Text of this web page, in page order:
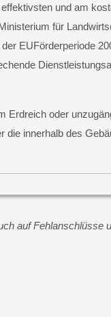
und am
für
EUFörderperiode
Erdreich oder
die innerhalb des
auf